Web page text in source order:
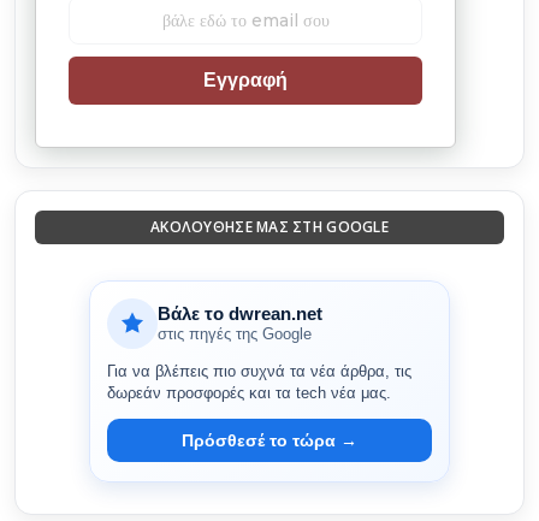
Εγγραφή
ΑΚΟΛΟΎΘΗΣΈ ΜΑΣ ΣΤΗ GOOGLE
Βάλε το dwrean.net
στις πηγές της Google
Για να βλέπεις πιο συχνά τα νέα άρθρα, τις
δωρεάν προσφορές και τα tech νέα μας.
Πρόσθεσέ το τώρα →